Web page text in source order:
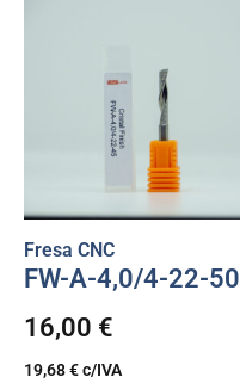
Fresa CNC
FW-A-4,0/4-22-50
16,00 €
19,68€c/IVA